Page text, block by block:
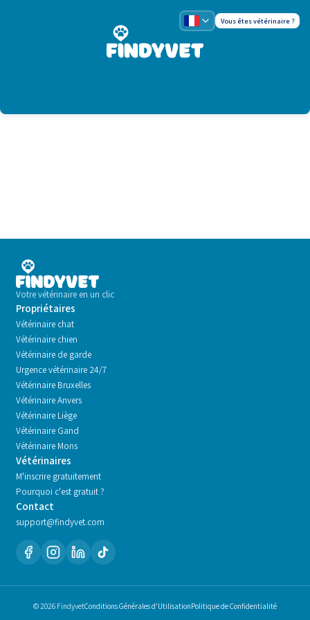
Vous êtes vétérinaire ?
Votre vétérinaire en un clic
Propriétaires
Vétérinaire chat
Vétérinaire chien
Vétérinaire de garde
Urgence vétérinaire 24/7
Vétérinaire Bruxelles
Vétérinaire Anvers
Vétérinaire Liège
Vétérinaire Gand
Vétérinaire Mons
Vétérinaires
M'inscrire gratuitement
Pourquoi c'est gratuit ?
Contact
support@findyvet.com
© 2026 FindyvetConditions Générales d'UtilisationPolitique de Confidentialité